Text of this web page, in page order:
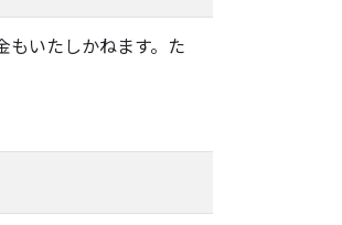
いたしかねます。た